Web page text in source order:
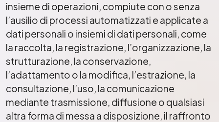
insieme di operazioni, compiute con o senza
l’ausilio di processi automatizzati e applicate a
dati personali o insiemi di dati personali, come
la raccolta, la registrazione, l’organizzazione, la
strutturazione, la conservazione,
l’adattamento o la modifica, l’estrazione, la
consultazione, l’uso, la comunicazione
mediante trasmissione, diffusione o qualsiasi
altra forma di messa a disposizione, il raffronto